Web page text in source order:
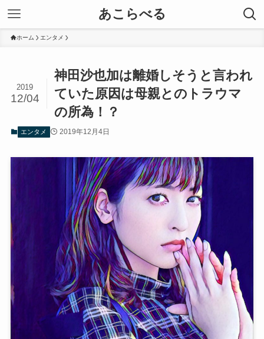
あこらべる
ホーム エンタメ
神田沙也加は離婚しそうと言われ
ていた原因は母親とのトラウマ
の所為！？
2019
12/04
エンタメ 2019年12月4日